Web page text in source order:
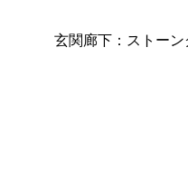
玄関廊下：ストー